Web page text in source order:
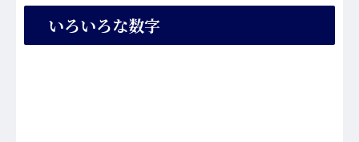
いろいろな数字